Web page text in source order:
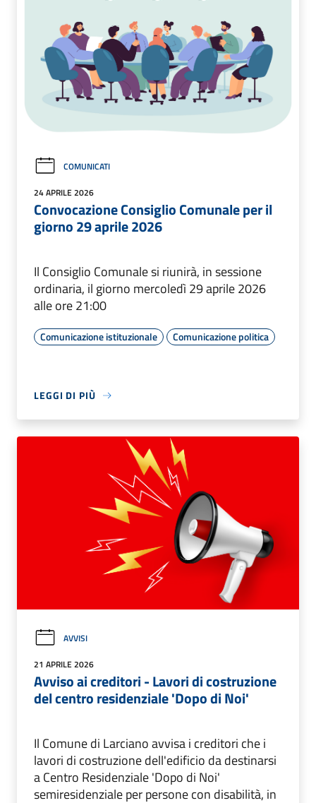
COMUNICATI
24 APRILE 2026
Convocazione Consiglio Comunale per il
giorno 29 aprile 2026
Il Consiglio Comunale si riunirà, in sessione
ordinaria, il giorno mercoledì 29 aprile 2026
alle ore 21:00
Comunicazione istituzionale Comunicazione politica
LEGGI DI PIÙ
AVVISI
21 APRILE 2026
Avviso ai creditori - Lavori di costruzione
del centro residenziale 'Dopo di Noi'
Il Comune di Larciano avvisa i creditori che i
lavori di costruzione dell'edificio da destinarsi
a Centro Residenziale 'Dopo di Noi'
semiresidenziale per persone con disabilità, in